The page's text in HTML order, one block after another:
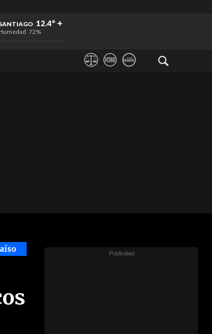
12.4°
72%
+
+
+